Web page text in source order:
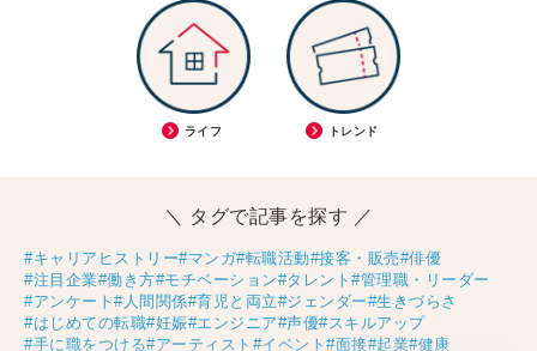
ライフ トレンド
＼ タグで記事を探す ／
#キャリアヒストリー#マンガ#転職活動#接客・販売#俳優
#注目企業#働き方#モチベーション#タレント #管理職・リーダー
#アンケート #人間関係#育児と両立#ジェンダー#生きづらさ
#はじめての転職#妊娠#エンジニア#声優#スキルアップ
#手に職をつける#アーティスト #イベント #面接#起業#健康